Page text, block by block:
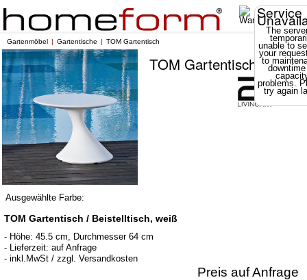
Service
The
unable to
your
to
problems.
try again
Gartenmöbel Gartentische TOM Gartentisch
TOM Gartentisch
Ausgewählte Farbe:
TOM Gartentisch / Beistelltisch, weiß
- Höhe: 45.5 cm, Durchmesser 64 cm
- Lieferzeit: auf Anfrage
- inkl.MwSt / zzgl. Versandkosten
Preis auf Anfrage